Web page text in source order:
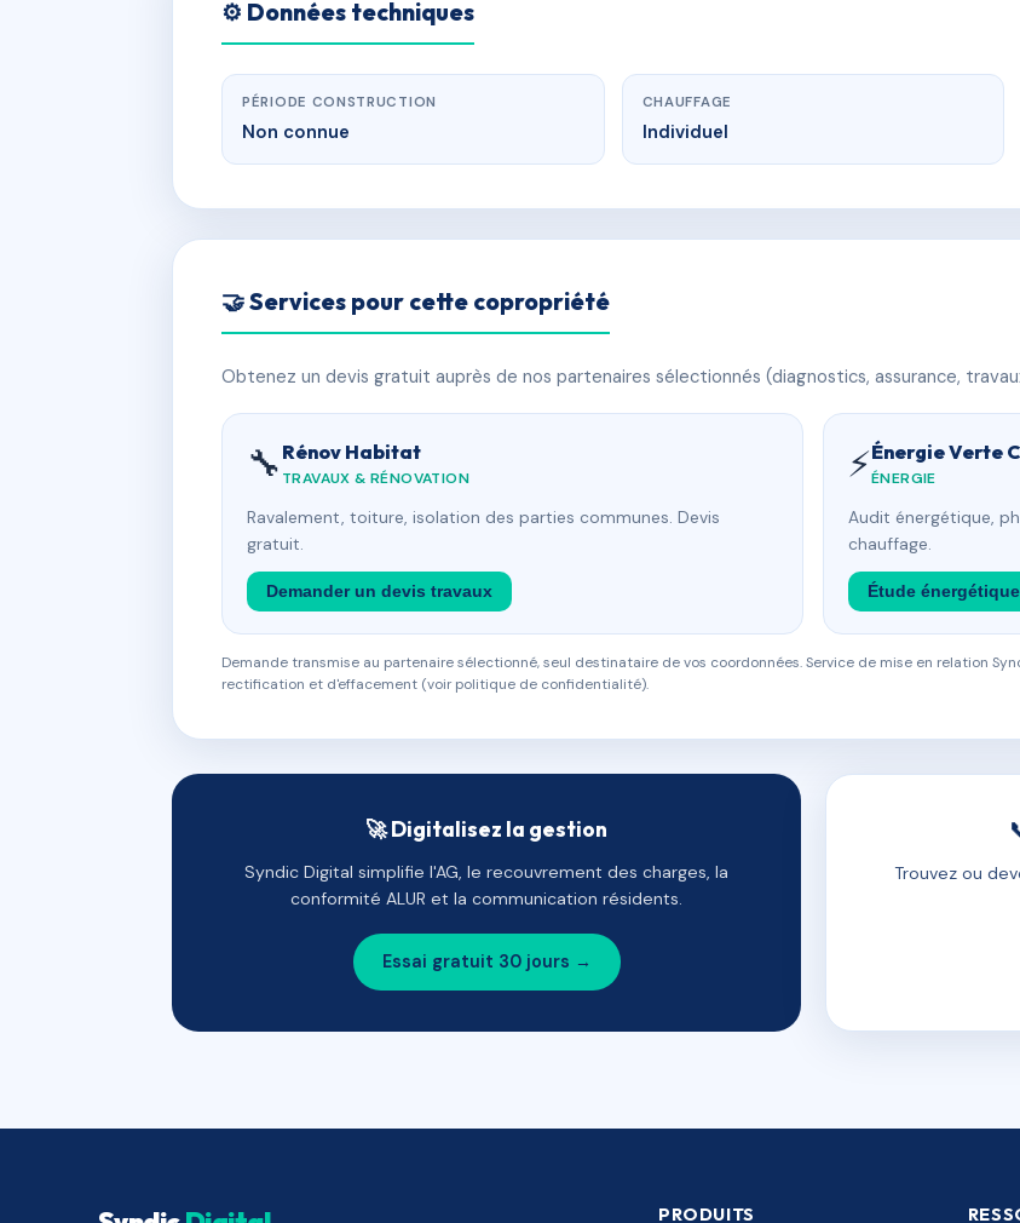
⚙️ Données techniques
PÉRIODE CONSTRUCTION
Non connue
CHAUFFAGE
Individuel
🤝 Services pour cette copropriété
Obtenez un devis gratuit auprès de nos partenaires sélectionnés (diagnostics, assurance,
🔧 Rénov Habitat
TRAVAUX & RÉNOVATION
Ravalement, toiture, isolation des parties communes. Devis
gratuit.
Demander un devis travaux
⚡Énergie Verte
ÉNERGIE
Audit énergétique,
chauffage.
Étude énergétique
Demande transmise au partenaire sélectionné, seul destinataire de vos coordonnées. Service de mise en relation
rectification et d'effacement (voir politique de confidentialité).
🚀 Digitalisez la gestion
Syndic Digital simplifie l'AG, le recouvrement des charges, la
conformité ALUR et la communication résidents.
Essai gratuit 30 jours →
Trouvez ou
PRODUITS